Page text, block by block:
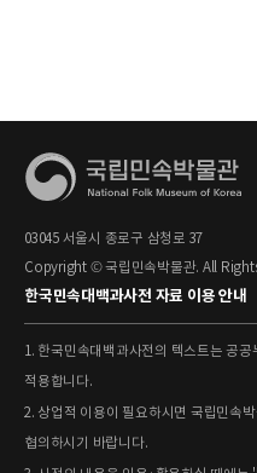
03045 서울시 종로구 삼청로 37
Copyright © 국립민속박물관. All
한국민속대백과사전 자료 이용 안내
1. 한국민속대백과사전의 텍스트는 공
적용합니다.
2. 상업적 이용이 필요하시면 국립민속
협의하시기 바랍니다.